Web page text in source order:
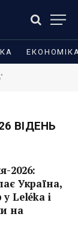
ВІДЕНЬ
2026:
Україна,
Leléka і
на